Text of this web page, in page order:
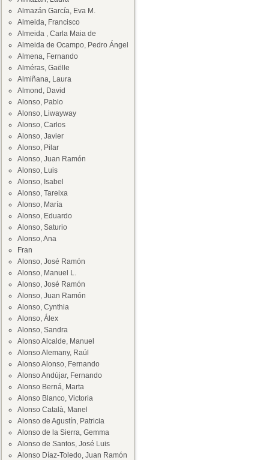
Almazán García, Eva M.
Almeida, Francisco
Almeida , Carla Maia de
Almeida de Ocampo, Pedro Ángel
Almena, Fernando
Alméras, Gaëlle
Almiñana, Laura
Almond, David
Alonso, Pablo
Alonso, Liwayway
Alonso, Carlos
Alonso, Javier
Alonso, Pilar
Alonso, Juan Ramón
Alonso, Luis
Alonso, Isabel
Alonso, Tareixa
Alonso, María
Alonso, Eduardo
Alonso, Saturio
Alonso, Ana
Fran
Alonso, José Ramón
Alonso, Manuel L.
Alonso, José Ramón
Alonso, Juan Ramón
Alonso, Cynthia
Alonso, Álex
Alonso, Sandra
Alonso Alcalde, Manuel
Alonso Alemany, Raúl
Alonso Alonso, Fernando
Alonso Andújar, Fernando
Alonso Berná, Marta
Alonso Blanco, Victoria
Alonso Català, Manel
Alonso de Agustín, Patricia
Alonso de la Sierra, Gemma
Alonso de Santos, José Luis
Alonso Díaz-Toledo, Juan Ramón